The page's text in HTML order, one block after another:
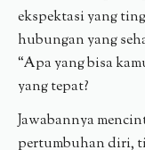
ekspektasi yang
hubungan yang
“Apa yang bisa
yang tepat?
Jawabannya
pertumbuhan diri,